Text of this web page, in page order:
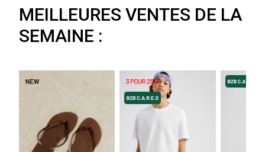
MEILLEURES VENTES DE LA
SEMAINE :